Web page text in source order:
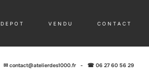
D E P O T V E N D U C O N T A C T
✉ contact@atelierdes1000.fr- ☎ 06 27 60 56 29